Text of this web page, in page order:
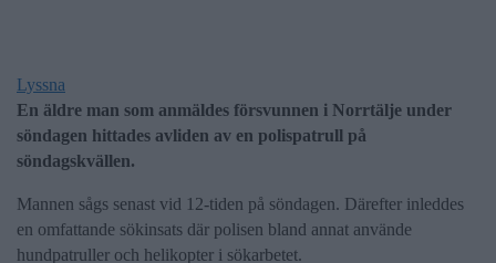
Lyssna
En äldre man som anmäldes försvunnen i Norrtälje under
söndagen hittades avliden av en polispatrull på
söndagskvällen.
Mannen sågs senast vid 12-tiden på söndagen. Därefter inleddes
en omfattande sökinsats där polisen bland annat använde
hundpatruller och helikopter i sökarbetet.